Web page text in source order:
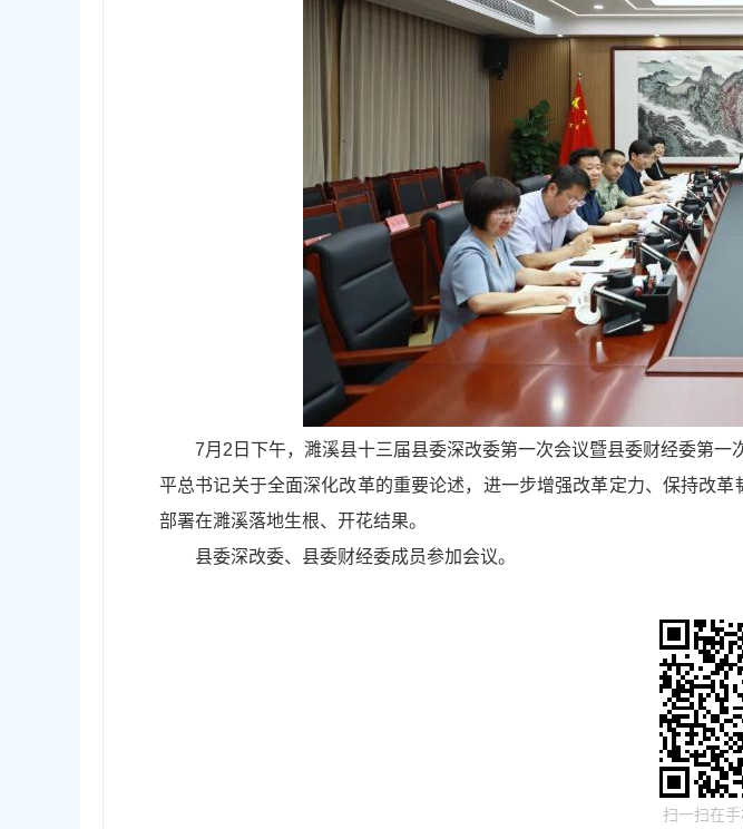
7月2日下午，濉溪县十三届县委深改委第一次会议暨县委财经委第
平总书记关于全面深化改革的重要论述，进一步增强改革定力、保持改革
部署在濉溪落地生根、开花结果。
县委深改委、县委财经委成员参加会议。
扫一扫在